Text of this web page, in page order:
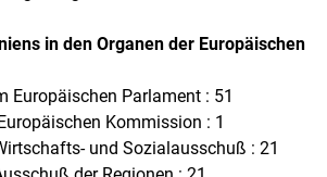
in den Organen der Europäischen
Europäischen Parlament : 51
Kommission : 1
und Sozialausschuß : 21